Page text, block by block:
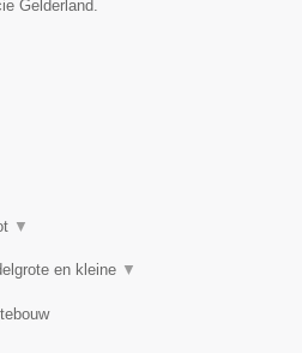
Gelderland.
▼
en kleine ▼